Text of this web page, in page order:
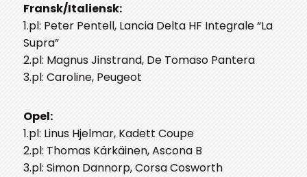
Fransk/Italiensk:
1.pl: Peter Pentell, Lancia Delta HF Integrale “La
Supra”
2.pl: Magnus Jinstrand, De Tomaso Pantera
3.pl: Caroline, Peugeot
Opel:
1.pl: Linus Hjelmar, Kadett Coupe
2.pl: Thomas Kärkäinen, Ascona B
3.pl: Simon Dannorp, Corsa Cosworth